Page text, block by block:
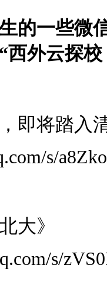
的一些微
西外云探
即将踏入
s/
大》
s/